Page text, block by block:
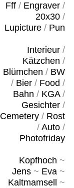
Fff/ Engraver/
20x30/
Lupicture/ Pun
Interieur/
Kätzchen /
Blümchen / BW
/ Bier/ Food /
Bahn / KGA/
Gesichter/
Cemetery/ Rost
/ Auto/
Photofriday
Kopfhoch ~
Jens~ Eva~
Kaltmamsell
~